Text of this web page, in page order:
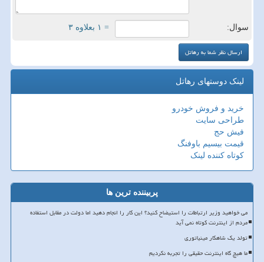
سوال: = ۱ بعلاوه ۳
لینک دوستهای رهاتل
خرید و فروش خودرو
طراحی سایت
فیش حج
قیمت بیسیم باوفنگ
کوتاه کننده لینک
پربیننده ترین ها
می خواهید وزیر ارتباطات را استیضاح کنید؟ این کار را انجام دهید اما دولت در مقابل استفاده
مردم از اینترنت کوتاه نمی آید
تولد یک شاهکار مینیاتوری
ما هیچ گاه اینترنت حقیقی را تجربه نکردیم